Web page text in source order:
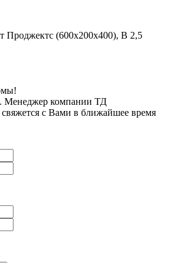
Проджектс (600х200х400), В 2,5
Менеджер компании ТД
с Вами в ближайшее время